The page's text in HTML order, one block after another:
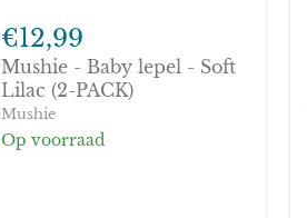
-
Baby
lepel
-
Soft
Lilac
(2-
€12,99
Mushie - Baby lepel - Soft
Lilac (2-PACK)
Mushie
Op voorraad